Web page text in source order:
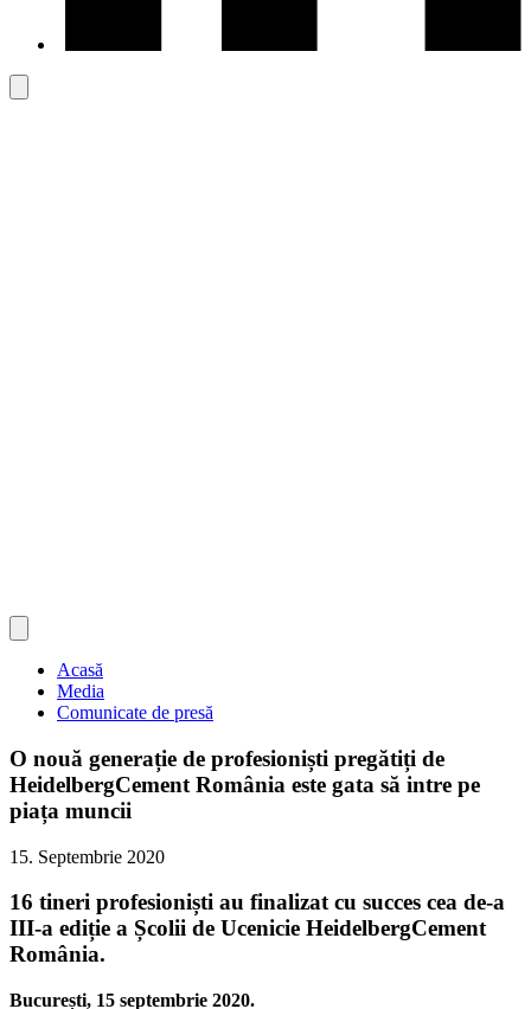
Acasă
Media
Comunicate de presă
O nouă generație de profesioniști pregătiți de
HeidelbergCement România este gata să intre pe
piața muncii
15. Septembrie 2020
16 tineri profesioniști au finalizat cu succes cea de-a
III-a ediție a Școlii de Ucenicie HeidelbergCement
România.
București, 15 septembrie 2020.